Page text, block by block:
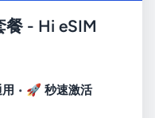
- Hi eSIM
• 🚀 秒速激活